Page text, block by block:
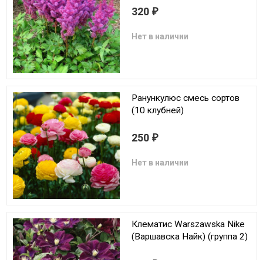
320 ₽
Нет в наличии
Ранункулюс смесь сортов
(10 клубней)
250 ₽
Нет в наличии
Клематис Warszawska Nike
(Варшавска Найк) (группа 2)